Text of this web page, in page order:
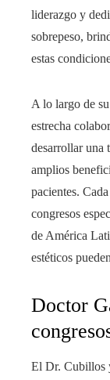
liderazgo y
sobrepeso,
estas
A lo largo de
estrecha
desarrollar una
amplios
pacientes.
congresos
de América
estéticos
Doctor
El Dr. Cubillos